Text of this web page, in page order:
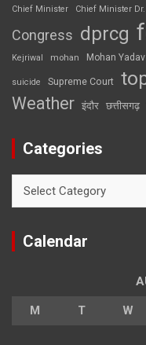
Chief Minister
Chief Minister Dr.
Congress dprcg
Kejriwal mohan Mohan Yadav
suicide Supreme Court
Weather इंदौर छत्तीसगढ़
Categories
Calendar
M T W